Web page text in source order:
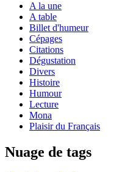
A la une
A table
Billet d'humeur
Cépages
Citations
Dégustation
Divers
Histoire
Humour
Lecture
Mona
Plaisir du Français
Nuage de tags